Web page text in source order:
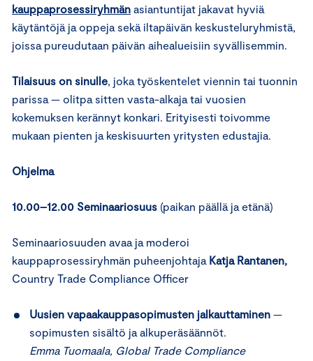
kauppaprosessiryhmän asiantuntijat jakavat hyviä
käytäntöjä ja oppeja sekä iltapäivän keskusteluryhmistä,
joissa pureudutaan päivän aihealueisiin syvällisemmin.
Tilaisuus on sinulle, joka työskentelet viennin tai tuonnin
parissa — olitpa sitten vasta-alkaja tai vuosien
kokemuksen kerännyt konkari. Erityisesti toivomme
mukaan pienten ja keskisuurten yritysten edustajia.
Ohjelma
10.00–12.00 Seminaariosuus (paikan päällä ja etänä)
Seminaariosuuden avaa ja moderoi
kauppaprosessiryhmän puheenjohtaja Katja Rantanen,
Country Trade Compliance Officer
Uusien vapaakauppasopimusten jalkauttaminen —
sopimusten sisältö ja alkuperäsäännöt.
Emma Tuomaala, Global Trade Compliance